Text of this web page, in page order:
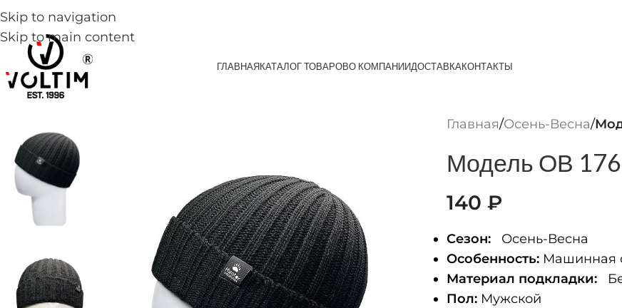
Skip to navigation
Skip to main content
ГЛАВНАЯКАТАЛОГ ТОВАРОВО КОМПАНИИДОСТАВКАКОНТАКТЫ
Главная/Осень-Весна/
Модель ОВ 176
140 ₽
Сезон:Осень-Весна
Особенность:Машинная
Материал подкладки:
Пол:Мужской